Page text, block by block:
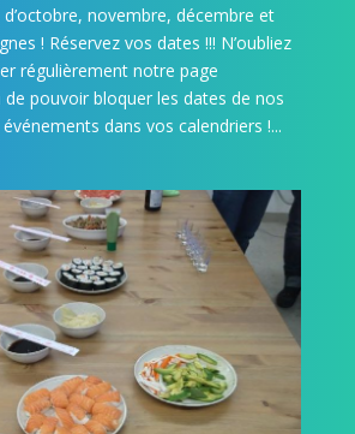
novembre, décembre et
! Réservez vos dates !!! N’oubliez
régulièrement notre page
de pouvoir bloquer les dates de nos
dans vos calendriers !...